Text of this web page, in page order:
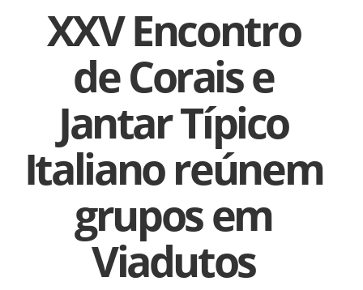
XXV Encontro
de Corais e
Jantar Típico
Italiano reúnem
grupos em
Viadutos